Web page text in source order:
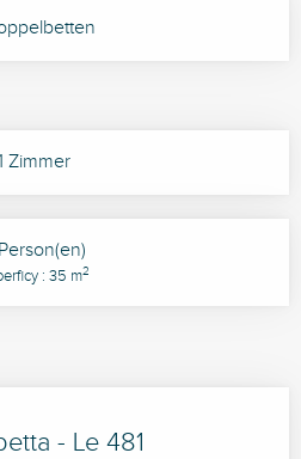
Zimmer
: 35 m2
- Le 481